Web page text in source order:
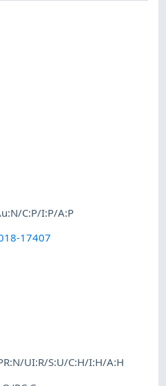
C:P/I:P/A:P
17407
UI:R/S:U/C:H/I:H/A:H